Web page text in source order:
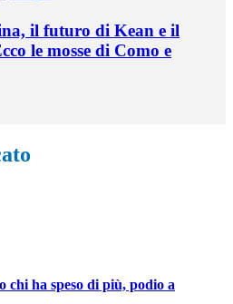
il futuro di Kean e il
le mosse di Como e
ha speso di più, podio a